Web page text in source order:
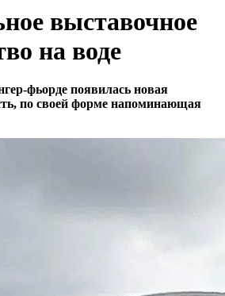
выставочное
на воде
фьорде появилась новая
по своей форме напоминающая